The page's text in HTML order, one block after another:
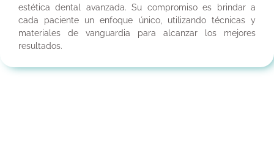
estética dental avanzada. Su compromiso es brindar a
cada paciente un enfoque único, utilizando técnicas y
materiales de vanguardia para alcanzar los mejores
resultados.